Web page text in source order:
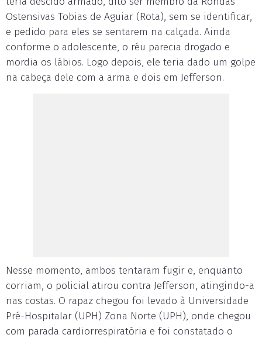
Ostensivas Tobias de Aguiar (Rota), sem se identificar,
e pedido para eles se sentarem na calçada. Ainda
conforme o adolescente, o réu parecia drogado e
mordia os lábios. Logo depois, ele teria dado um golpe
na cabeça dele com a arma e dois em Jefferson.
Nesse momento, ambos tentaram fugir e, enquanto
corriam, o policial atirou contra Jefferson, atingindo-a
nas costas. O rapaz chegou foi levado à Universidade
Pré-Hospitalar (UPH) Zona Norte (UPH), onde chegou
com parada cardiorrespiratória e foi constatado o